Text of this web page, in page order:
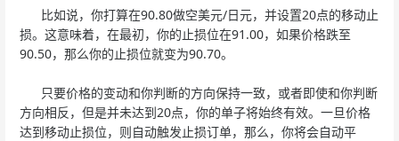
比如说，你打算在90.80做空美元/日元，并设置20点的移动止
损。这意味着，在最初，你的止损位在91.00，如果价格跌至
90.50，那么你的止损位就变为90.70。
只要价格的变动和你判断的方向保持一致，或者即使和你判断
方向相反，但是并未达到20点，你的单子将始终有效。一旦价格
达到移动止损位，则自动触发止损订单，那么，你将会自动平